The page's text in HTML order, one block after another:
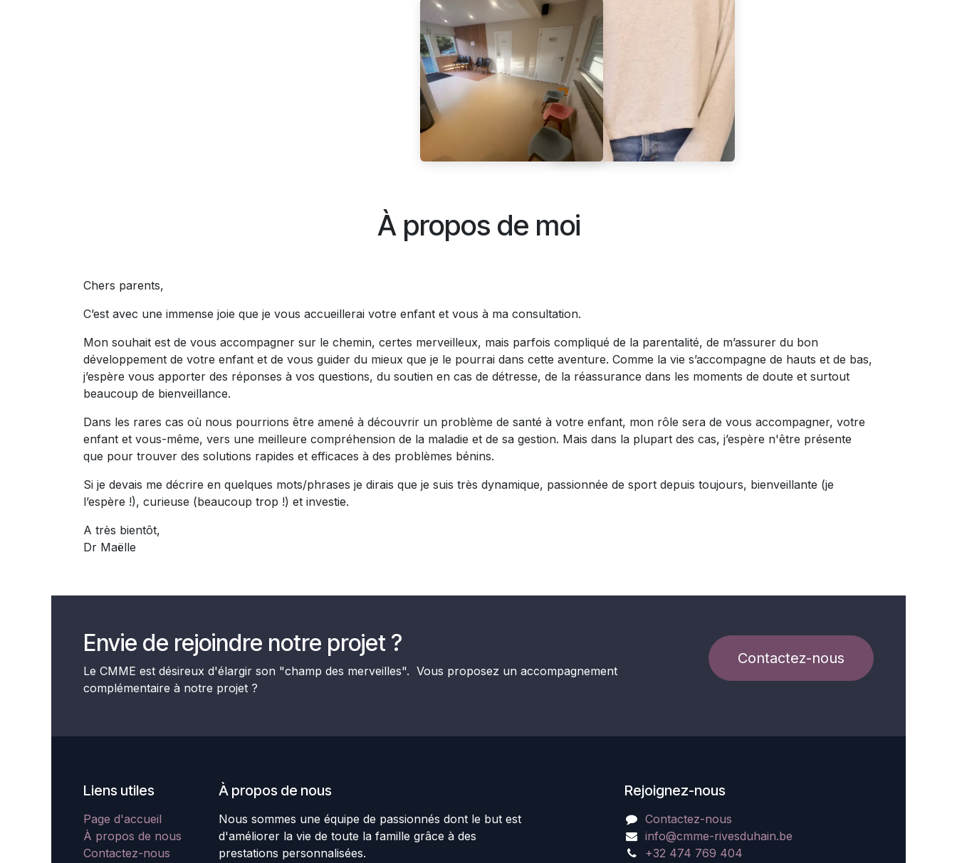
À propos de moi
Chers parents,
C’est avec une immense joie que je vous accueillerai votre enfant et vous à ma consultation.
Mon souhait est de vous accompagner sur le chemin, certes merveilleux, mais parfois compliqué de la parentalité, de m’assurer du bon
développement de votre enfant et de vous guider du mieux que je le pourrai dans cette aventure. Comme la vie s’accompagne de hauts et de bas,
j’espère vous apporter des réponses à vos questions, du soutien en cas de détresse, de la réassurance dans les moments de doute et surtout
beaucoup de bienveillance.
Dans les rares cas où nous pourrions être amené à découvrir un problème de santé à votre enfant, mon rôle sera de vous accompagner, votre
enfant et vous-même, vers une meilleure compréhension de la maladie et de sa gestion. Mais dans la plupart des cas, j’espère n'être présente
que pour trouver des solutions rapides et efficaces à des problèmes bénins.
Si je devais me décrire en quelques mots/phrases je dirais que je suis très dynamique, passionnée de sport depuis toujours, bienveillante (je
l’espère !), curieuse (beaucoup trop !) et investie.
A très bientôt,
Dr Maëlle
Envie de rejoindre notre projet ?
Le CMME est désireux d'élargir son "champ des merveilles". Vous proposez un accompagnement
complémentaire à notre projet ?
Contactez-nous
Liens utiles
Page d'accueil
À propos de nous
Contactez-nous
À propos de nous
Nous sommes une équipe de passionnés dont le but est
d'améliorer la vie de toute la famille grâce à des
prestations personnalisées.
Rejoignez-nous
Contactez-nous
info@cmme-rivesduhain.be
+32 474 769 404